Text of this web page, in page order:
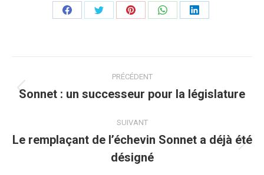
PartagerPartagerPartagerPartagerPartager
article
PRÉCÉDENT
Article
:
Sonnet : un successeur pour la législature
SUIVANT
suivant
Le remplaçant de l’échevin Sonnet a déjà été
désigné